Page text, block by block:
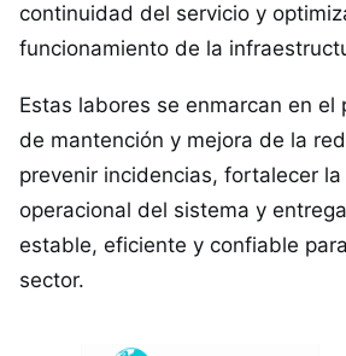
continuidad del servicio y
funcionamiento de la
Estas labores se enmarcan en el
de mantención y mejora de la
prevenir incidencias, fortalecer
operacional del sistema y
estable, eficiente y confiable
sector.